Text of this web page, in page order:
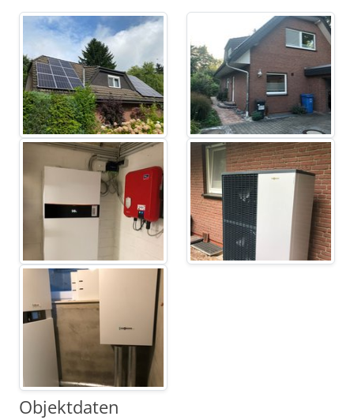
Objektdaten